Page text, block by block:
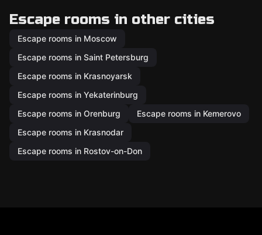
Escape rooms in other cities
Escape rooms in Moscow
Escape rooms in Saint Petersburg
Escape rooms in Krasnoyarsk
Escape rooms in Yekaterinburg
Escape rooms in Orenburg
Escape rooms in Kemerovo
Escape rooms in Krasnodar
Escape rooms in Rostov-on-Don